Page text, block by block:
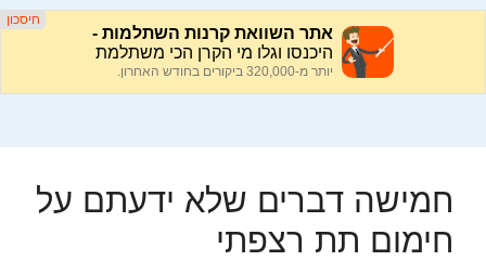
חמישה דברים שלא ידעתם על
חימום תת רצפתי